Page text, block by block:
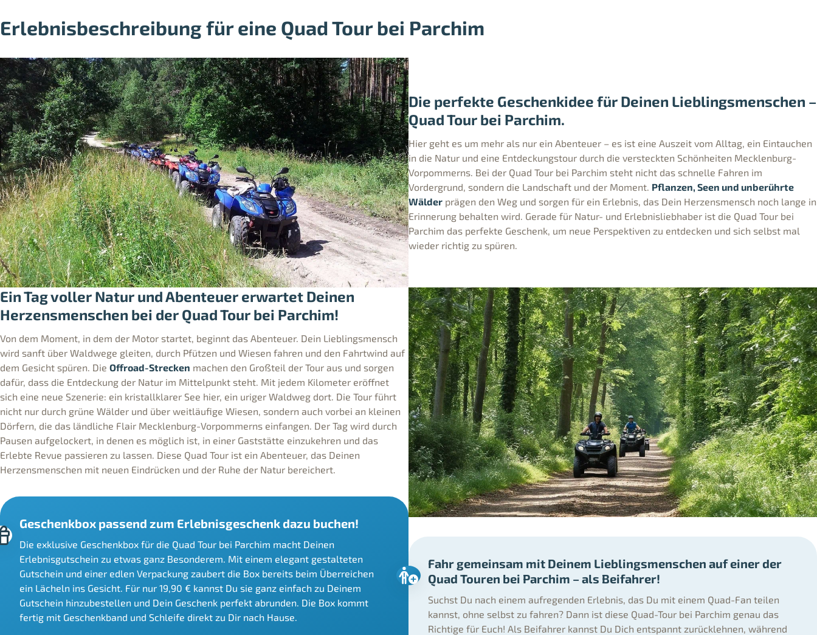
Erlebnisbeschreibung für eine Quad Tour bei Parchim
Die perfekte Geschenkidee für Deinen Lieblingsmenschen –
Quad Tour bei Parchim.
Hier geht es um mehr als nur ein Abenteuer – es ist eine Auszeit vom Alltag, ein Eintauchen
in die Natur und eine Entdeckungstour durch die versteckten Schönheiten Mecklenburg-
Vorpommerns. Bei der Quad Tour bei Parchim steht nicht das schnelle Fahren im
Vordergrund, sondern die Landschaft und der Moment. Pflanzen, Seen und unberührte
Wälder prägen den Weg und sorgen für ein Erlebnis, das Dein Herzensmensch noch lange in
Erinnerung behalten wird. Gerade für Natur- und Erlebnisliebhaber ist die Quad Tour bei
Parchim das perfekte Geschenk, um neue Perspektiven zu entdecken und sich selbst mal
wieder richtig zu spüren.
Ein Tag voller Natur und Abenteuer erwartet Deinen
Herzensmenschen bei der Quad Tour bei Parchim!
Von dem Moment, in dem der Motor startet, beginnt das Abenteuer. Dein Lieblingsmensch
wird sanft über Waldwege gleiten, durch Pfützen und Wiesen fahren und den Fahrtwind auf
dem Gesicht spüren. Die Offroad-Strecken machen den Großteil der Tour aus und sorgen
dafür, dass die Entdeckung der Natur im Mittelpunkt steht. Mit jedem Kilometer eröffnet
sich eine neue Szenerie: ein kristallklarer See hier, ein uriger Waldweg dort. Die Tour führt
nicht nur durch grüne Wälder und über weitläufige Wiesen, sondern auch vorbei an kleinen
Dörfern, die das ländliche Flair Mecklenburg-Vorpommerns einfangen. Der Tag wird durch
Pausen aufgelockert, in denen es möglich ist, in einer Gaststätte einzukehren und das
Erlebte Revue passieren zu lassen. Diese Quad Tour ist ein Abenteuer, das Deinen
Herzensmenschen mit neuen Eindrücken und der Ruhe der Natur bereichert.
Geschenkbox passend zum Erlebnisgeschenk dazu buchen!
Die exklusive Geschenkbox für die Quad Tour bei Parchim macht Deinen
Erlebnisgutschein zu etwas ganz Besonderem. Mit einem elegant gestalteten
Gutschein und einer edlen Verpackung zaubert die Box bereits beim Überreichen
ein Lächeln ins Gesicht. Für nur 19,90 € kannst Du sie ganz einfach zu Deinem
Gutschein hinzubestellen und Dein Geschenk perfekt abrunden. Die Box kommt
fertig mit Geschenkband und Schleife direkt zu Dir nach Hause.
Fahr gemeinsam mit Deinem Lieblingsmenschen auf einer der
Quad Touren bei Parchim – als Beifahrer!
Suchst Du nach einem aufregenden Erlebnis, das Du mit einem Quad-Fan teilen
kannst, ohne selbst zu fahren? Dann ist diese Quad-Tour bei Parchim genau das
Richtige für Euch! Als Beifahrer kannst Du Dich entspannt zurücklehnen, während